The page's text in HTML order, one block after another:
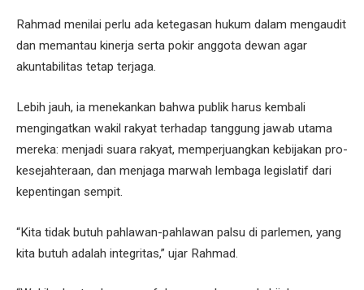
Rahmad menilai perlu ada ketegasan hukum dalam mengaudit
dan memantau kinerja serta pokir anggota dewan agar
akuntabilitas tetap terjaga.
Lebih jauh, ia menekankan bahwa publik harus kembali
mengingatkan wakil rakyat terhadap tanggung jawab utama
mereka: menjadi suara rakyat, memperjuangkan kebijakan pro-
kesejahteraan, dan menjaga marwah lembaga legislatif dari
kepentingan sempit.
“Kita tidak butuh pahlawan-pahlawan palsu di parlemen, yang
kita butuh adalah integritas,” ujar Rahmad.